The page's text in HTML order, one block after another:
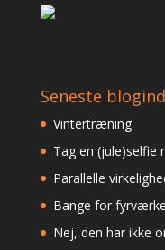
Seneste
Vintertræning
Tag en (jule)selfie
Parallelle
Bange for
Nej, den har ikke